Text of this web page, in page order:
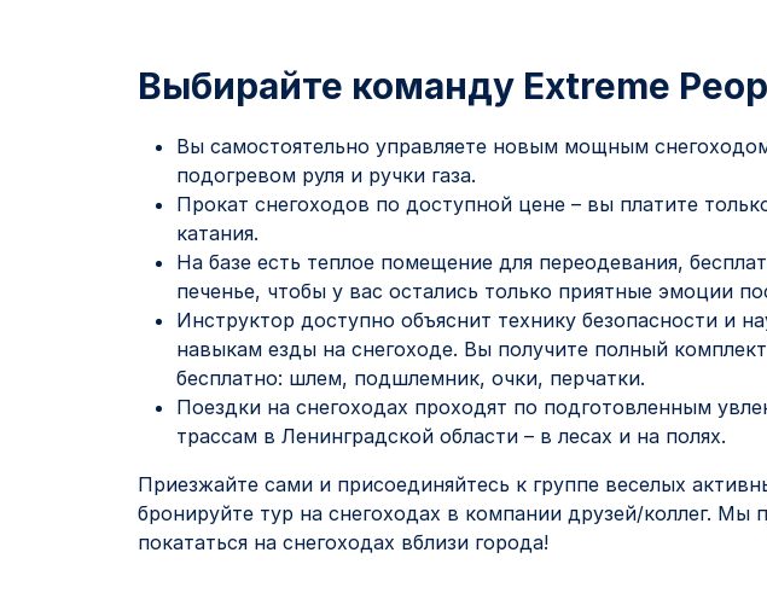
Выбирайте команду Extreme
Вы самостоятельно управляете новым мощным
подогревом руля и ручки газа.
Прокат снегоходов по доступной цене – вы платите
катания.
На базе есть теплое помещение для переодевания,
печенье, чтобы у вас остались только приятные эмоции
Инструктор доступно объяснит технику безопасности и
навыкам езды на снегоходе. Вы получите полный
бесплатно: шлем, подшлемник, очки, перчатки.
Поездки на снегоходах проходят по подготовленным
трассам в Ленинградской области – в лесах и на полях.
Приезжайте сами и присоединяйтесь к группе веселых
бронируйте тур на снегоходах в компании друзей/коллег. Мы
покататься на снегоходах вблизи города!